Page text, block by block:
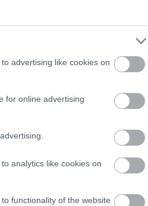
advertising like cookies on
for online advertising
analytics like cookies on
functionality of the website
ban az állami
van és a
jó részük
DE